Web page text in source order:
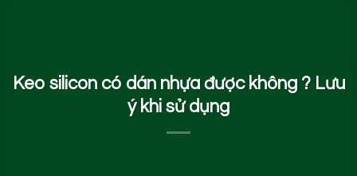
Keo silicon có dán nhựa được không ? Lưu
ý khi sử dụng